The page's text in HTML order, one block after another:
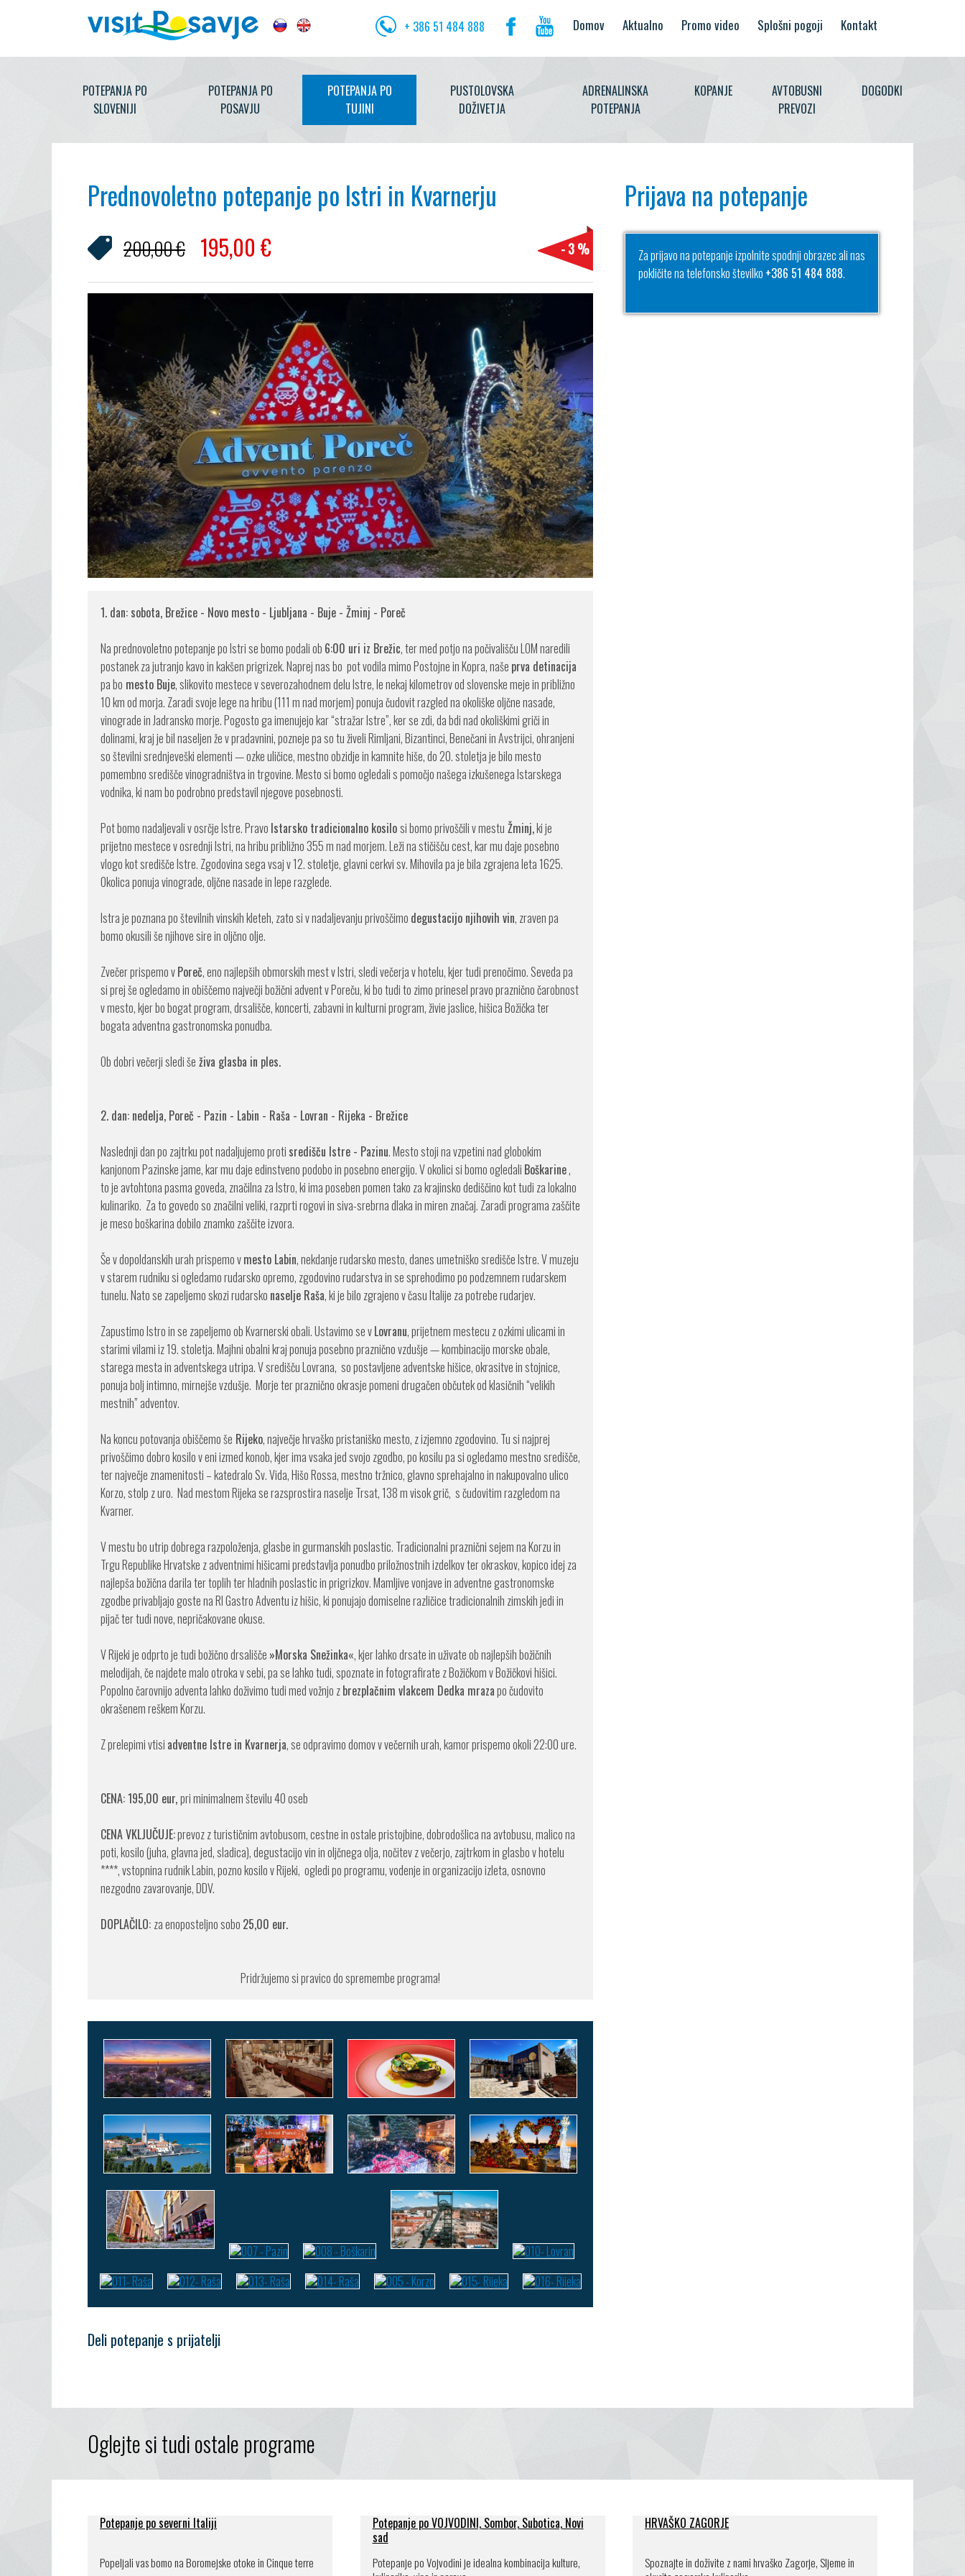
+ 386 51 484 888 Domov Aktualno Promo video Splošni pogoji Kontakt
POTEPANJA PO
SLOVENIJI
POTEPANJA PO
POSAVJU
POTEPANJA PO
TUJINI
PUSTOLOVSKA
DOŽIVETJA
ADRENALINSKA
POTEPANJA
KOPANJE
AVTOBUSNI
PREVOZI
DOGODKI
Prednovoletno potepanje po Istri in Kvarnerju
200,00 € 195,00 € - 3 %
1. dan: sobota, Brežice - Novo mesto - Ljubljana - Buje - Žminj - Poreč
Na prednovoletno potepanje po Istri se bomo podali ob 6:00 uri iz Brežic, ter med potjo na počivališču LOM naredili
postanek za jutranjo kavo in kakšen prigrizek. Naprej nas bo pot vodila mimo Postojne in Kopra, naše prva detinacija
pa bo mesto Buje, slikovito mestece v severozahodnem delu Istre, le nekaj kilometrov od slovenske meje in približno
10 km od morja. Zaradi svoje lege na hribu (111 m nad morjem) ponuja čudovit razgled na okoliške oljčne nasade,
vinograde in Jadransko morje. Pogosto ga imenujejo kar “stražar Istre”, ker se zdi, da bdi nad okoliškimi griči in
dolinami, kraj je bil naseljen že v pradavnini, pozneje pa so tu živeli Rimljani, Bizantinci, Benečani in Avstrijci, ohranjeni
so številni srednjeveški elementi — ozke uličice, mestno obzidje in kamnite hiše, do 20. stoletja je bilo mesto
pomembno središče vinogradništva in trgovine. Mesto si bomo ogledali s pomočjo našega izkušenega Istarskega
vodnika, ki nam bo podrobno predstavil njegove posebnosti.
Pot bomo nadaljevali v osrčje Istre. Pravo Istarsko tradicionalno kosilosi bomo privoščili v mestu Žminj,ki je
prijetno mestece v osrednji Istri, na hribu približno 355 m nad morjem. Leži na stičišču cest, kar mu daje posebno
vlogo kot središče Istre. Zgodovina sega vsaj v 12. stoletje, glavni cerkvi sv. Mihovila pa je bila zgrajena leta 1625.
Okolica ponuja vinograde, oljčne nasade in lepe razglede.
Istra je poznana po številnih vinskih kleteh, zato si v nadaljevanju privoščimo degustacijo njihovih vin, zraven pa
bomo okusili še njihove sire in oljčno olje.
Zvečer prispemo vPoreč, eno najlepših obmorskih mest v Istri, sledi večerja v hotelu, kjer tudi prenočimo. Seveda pa
si prej še ogledamo in obiščemo največji božični advent v Poreču, ki bo tudi to zimo prinesel pravo praznično čarobnost
v mesto, kjer bo bogat program, drsališče, koncerti, zabavni in kulturni program, živie jaslice, hišica Božička ter
bogata adventna gastronomska ponudba.
Ob dobri večerji sledi še živa glasba in ples.
2. dan: nedelja, Poreč - Pazin - Labin - Raša - Lovran - Rijeka - Brežice
Naslednji dan po zajtrku pot nadaljujemo proti središču Istre - Pazinu. Mesto stoji na vzpetini nad globokim
kanjonom Pazinske jame, kar mu daje edinstveno podobo in posebno energijo. V okolici si bomo ogledali Boškarine,
to je avtohtona pasma goveda, značilna za Istro, ki ima poseben pomen tako za krajinsko dediščino kot tudi za lokalno
kulinariko. Za to govedo so značilni veliki, razprti rogovi in siva-srebrna dlaka in miren značaj. Zaradi programa zaščite
je meso boškarina dobilo znamko zaščite izvora.
Še v dopoldanskih urah prispemo vmesto Labin, nekdanje rudarsko mesto, danes umetniško središče Istre. V muzeju
v starem rudniku si ogledamo rudarsko opremo, zgodovino rudarstva in se sprehodimo po podzemnem rudarskem
tunelu. Nato se zapeljemo skozi rudarsko naselje Raša, ki je bilo zgrajeno v času Italije za potrebe rudarjev.
Zapustimo Istro in se zapeljemo ob Kvarnerski obali. Ustavimo se vLovranu, prijetnem mestecu z ozkimi ulicami in
starimi vilami iz 19. stoletja. Majhni obalni kraj ponuja posebno praznično vzdušje — kombinacijo morske obale,
starega mesta in adven­tskega utripa. V središču Lovrana, so postavljene adventske hišice, okrasitve in stojnice,
ponuja bolj intimno, mirnejše vzdušje. Morje ter praznično okrasje pomeni drugačen občutek od klasičnih “velikih
mestnih” adventov.
Na koncu potovanja obiščemo še Rijeko, največje hrvaško pristaniško mesto, z izjemno zgodovino. Tu si najprej
privoščimo dobro kosilo v eni izmed konob, kjer ima vsaka jed svojo zgodbo, po kosilu pa si ogledamo mestno središče,
ter največje znamenitosti – katedralo Sv. Vida, Hišo Rossa, mestno tržnico, glavno sprehajalno in nakupovalno ulico
Korzo, stolp z uro. Nad mestom Rijeka se razsprostira naselje Trsat, 138 m visok grič, s čudovitim razgledom na
Kvarner.
V mestu bo utrip dobrega razpoloženja, glasbe in gurmanskih poslastic. Tradicionalni praznični sejem na Korzu in
Trgu Republike Hrvatske z adventnimi hišicami predstavlja ponudbo priložnostnih izdelkov ter okraskov, kopico idej za
najlepša božična darila ter toplih ter hladnih poslastic in prigrizkov. Mamljive vonjave in adventne gastronomske
zgodbe privabljajo goste na RI Gastro Adventu iz hišic, ki ponujajo domiselne različice tradicionalnih zimskih jedi in
pijač ter tudi nove, nepričakovane okuse.
V Rijeki je odprto je tudi božično drsališče »Morska Snežinka«, kjer lahko drsate in uživate ob najlepših božičnih
melodijah, če najdete malo otroka v sebi, pa se lahko tudi, spoznate in fotografirate z Božičkom v Božičkovi hišici.
Popolno čarovnijo adventa lahko doživimo tudi med vožnjo zbrezplačnim vlakcem Dedka mrazapo čudovito
okrašenem reškem Korzu.
Z prelepimi vtisi adventne Istre in Kvarnerja, se odpravimo domov v večernih urah, kamor prispemo okoli 22:00 ure.
CENA: 195,00 eur,pri minimalnem številu 40 oseb
CENA VKLJUČUJE:prevoz z turističnim avtobusom, cestne in ostale pristojbine, dobrodošlica na avtobusu, malico na
poti, kosilo (juha, glavna jed, sladica), degustacijo vin in oljčnega olja, nočitev z večerjo, zajtrkom in glasbo v hotelu
****, vstopnina rudnik Labin, pozno kosilo v Rijeki, ogledi po programu, vodenje in organizacijo izleta, osnovno
nezgodno zavarovanje, DDV.
DOPLAČILO: za enoposteljno sobo 25,00 eur.
Pridržujemo si pravico do spremembe programa!
Deli potepanje s prijatelji
Prijava na potepanje
Za prijavo na potepanje izpolnite spodnji obrazec ali nas
pokličite na telefonsko številko +386 51 484 888.
Oglejte si tudi ostale programe
Potepanje po severni Italiji
Popeljali vas bomo na Boromejske otoke in Cinque terre
Potepanje po VOJVODINI, Sombor, Subotica, Novi
sad
Potepanje po Vojvodini je idealna kombinacija kulture,
HRVAŠKO ZAGORJE
Spoznajte in doživite z nami hrvaško Zagorje, Sljeme in